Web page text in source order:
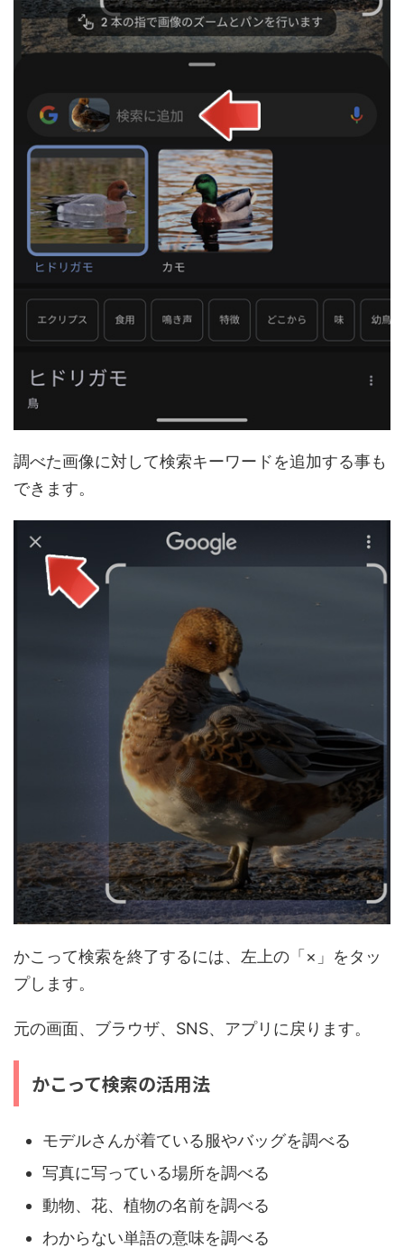
調べた画像に対して検索キーワードを追加する事も
できます。
かこって検索を終了するには、左上の「×」をタッ
プします。
元の画面、ブラウザ、SNS、アプリに戻ります。
かこって検索の活用法
モデルさんが着ている服やバッグを調べる
写真に写っている場所を調べる
動物、花、植物の名前を調べる
わからない単語の意味を調べる